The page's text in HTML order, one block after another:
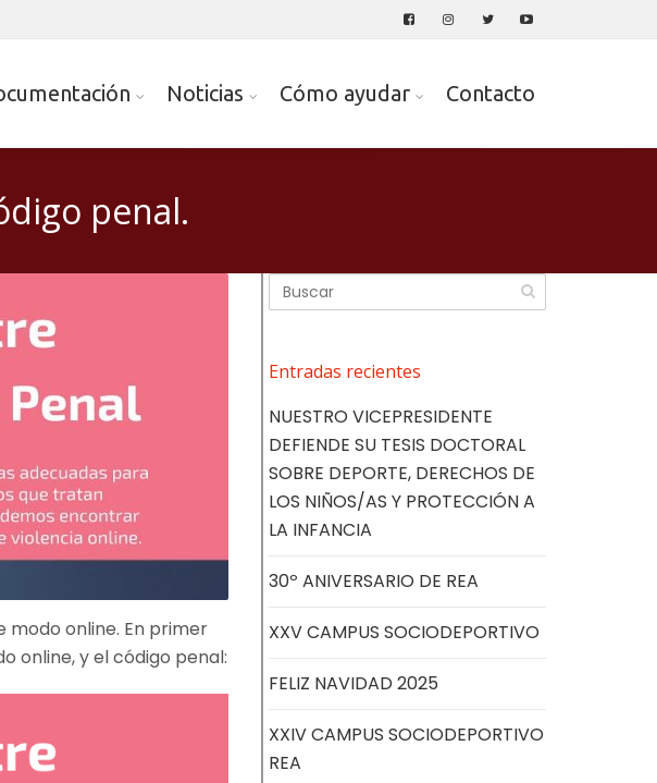
Noticias Cómo ayudar Contacto
penal.
modo online. En primer
online, y el código penal:
Entradas recientes
NUESTRO VICEPRESIDENTE
DEFIENDE SU TESIS DOCTORAL
SOBRE DEPORTE, DERECHOS DE
LOS NIÑOS/AS Y PROTECCIÓN A
LA INFANCIA
30º ANIVERSARIO DE REA
XXV CAMPUS SOCIODEPORTIVO
FELIZ NAVIDAD 2025
XXIV CAMPUS SOCIODEPORTIVO
REA